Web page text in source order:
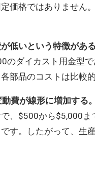
価格ではありません
低いという特徴があ
のダイカスト用金型
部品のコストは比較
費が線形に増加する
、$500から$5,000
す。したがって、生